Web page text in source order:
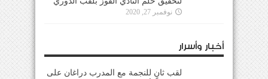
نوفمبر 27, 2020
أخبار وأسرار
لقب ثانٍ للنجمة مع المدرب دراغان على